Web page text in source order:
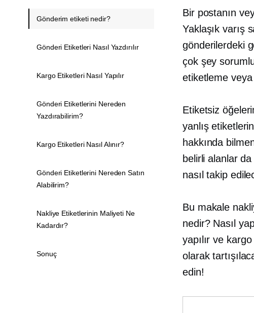
Bir postanın
Yaklaşık varış
gönderilerdeki
çok şey
etiketleme veya
Etiketsiz
yanlış
hakkında
belirli alanlar
nasıl takip
Bu makale
nedir? Nasıl
yapılır ve
olarak
edin!
Gönderim etiketi nedir?
Gönderi Etiketleri Nasıl Yazdırılır
Kargo Etiketleri Nasıl Yapılır
Gönderi Etiketlerini Nereden
Yazdırabilirim?
Kargo Etiketleri Nasıl Alınır?
Gönderi Etiketlerini Nereden Satın
Alabilirim?
Nakliye Etiketlerinin Maliyeti Ne
Kadardır?
Sonuç